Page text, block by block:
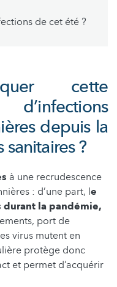
de cet été ?
cette
depuis la
?
à une recrudescence
: d’une part, le
durant la pandémie,
port de
virus mutent en
protège donc
et permet d’acquérir